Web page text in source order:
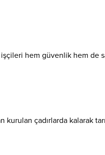
hem güvenlik hem de
çadırlarda kalarak